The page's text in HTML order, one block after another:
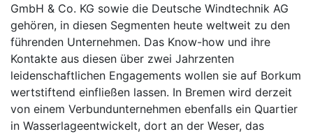
GmbH & Co. KG sowie die Deutsche Windtechnik AG
gehören, in diesen Segmenten heute weltweit zu den
führenden Unternehmen. Das Know-how und ihre
Kontakte aus diesen über zwei Jahrzenten
leidenschaftlichen Engagements wollen sie auf Borkum
wertstiftend einfließen lassen. In Bremen wird derzeit
von einem Verbundunternehmen ebenfalls ein Quartier
in Wasserlageentwickelt, dort an der Weser, das